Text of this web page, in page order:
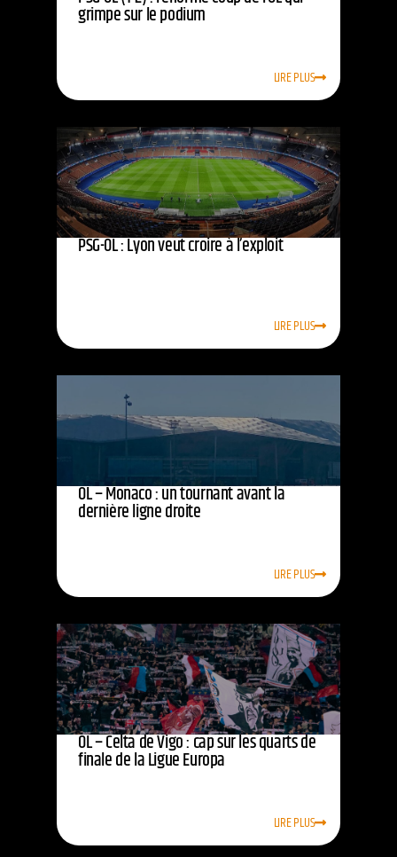
grimpe sur le podium
LIRE PLUS
PSG-OL : Lyon veut croire à l’exploit
LIRE PLUS
OL – Monaco : un tournant avant la
dernière ligne droite
LIRE PLUS
OL – Celta de Vigo : cap sur les quarts de
finale de la Ligue Europa
LIRE PLUS